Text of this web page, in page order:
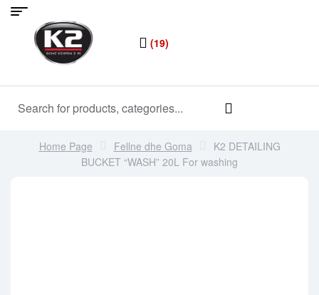
(19)
Home Page Fellne dhe Goma
K2 DETAILING
BUCKET “WASH” ​​20L For washing